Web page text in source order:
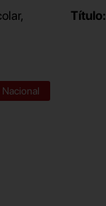
Título:
Nacional